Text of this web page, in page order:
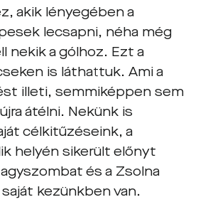
akik lényegében a
lecsapni, néha még
nekik a gólhoz. Ezt a
is láthattuk. Ami a
illeti, semmiképpen sem
átélni. Nekünk is
célkitűzéseink, a
helyén sikerült előnyt
és a Zsolna
kezünkben van.